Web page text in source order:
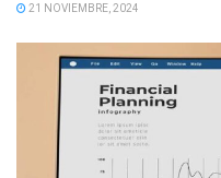
21 NOVIEMBRE, 2024